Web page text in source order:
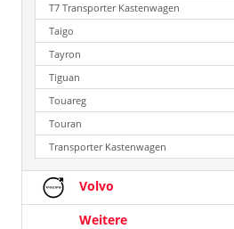
T7 Transporter Kastenwagen
Taigo
Tayron
Tiguan
Touareg
Touran
Transporter Kastenwagen
Volvo
Weitere